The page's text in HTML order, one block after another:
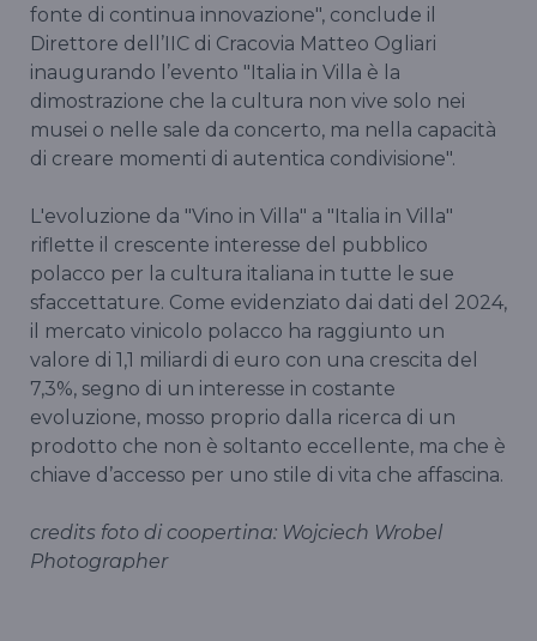
fonte di continua innovazione", conclude il
Direttore dell’IIC di Cracovia Matteo Ogliari
inaugurando l’evento "Italia in Villa è la
dimostrazione che la cultura non vive solo nei
musei o nelle sale da concerto, ma nella capacità
di creare momenti di autentica condivisione".
L'evoluzione da "Vino in Villa" a "Italia in Villa"
riflette il crescente interesse del pubblico
polacco per la cultura italiana in tutte le sue
sfaccettature. Come evidenziato dai dati del 2024,
il mercato vinicolo polacco ha raggiunto un
valore di 1,1 miliardi di euro con una crescita del
7,3%, segno di un interesse in costante
evoluzione, mosso proprio dalla ricerca di un
prodotto che non è soltanto eccellente, ma che è
chiave d’accesso per uno stile di vita che affascina.
credits foto di coopertina: Wojciech Wrobel
Photographer